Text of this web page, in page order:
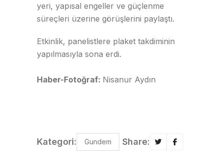
yeri, yapısal engeller ve güçlenme
süreçleri üzerine görüşlerini paylaştı.
Etkinlik, panelistlere plaket takdiminin
yapılmasıyla sona erdi.
Haber-Fotoğraf: Nisanur Aydın
Kategori: Gundem Share: